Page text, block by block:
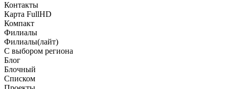
Контакты
Карта FullHD
Компакт
Филиалы
Филиалы(лайт)
С выбором региона
Блог
Блочный
Списком